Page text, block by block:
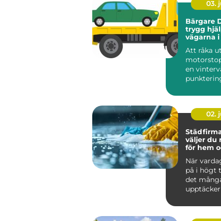
03.
Bärgare
trygg
vägarna i
Att råka
en
02.
Städfirma
väljer du
för hem
När
på i högt
det
hjälp a...